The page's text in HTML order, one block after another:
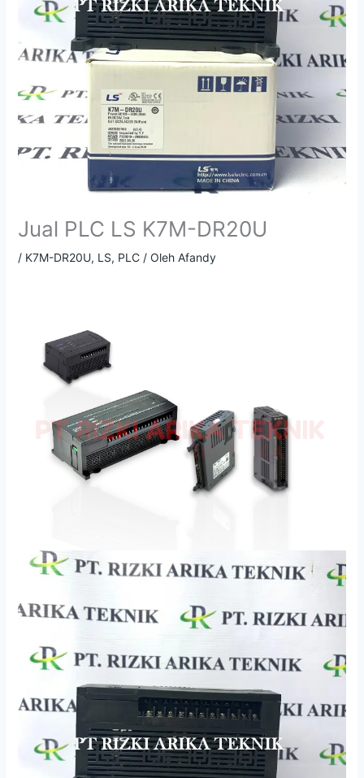
Jual PLC LS K7M-DR20U
/ K7M-DR20U, LS, PLC/ Oleh Afandy